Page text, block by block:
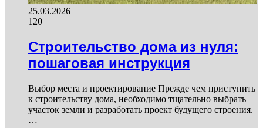
25.03.2026
120
Строительство дома из нуля:
пошаговая инструкция
Выбор места и проектирование Прежде чем приступить
к строительству дома, необходимо тщательно выбрать
участок земли и разработать проект будущего строения.
…